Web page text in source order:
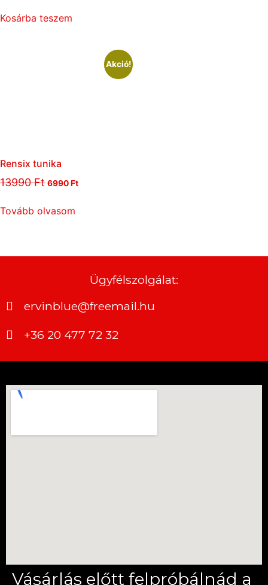
Kosárba teszem
Akció!
Rensix tunika
13990Ft 6990Ft
Tovább olvasom
Ügyfélszolgálat:
ervinblue@freemail.hu
+36 20 477 72 32
Vásárlás előtt felpróbálnád a